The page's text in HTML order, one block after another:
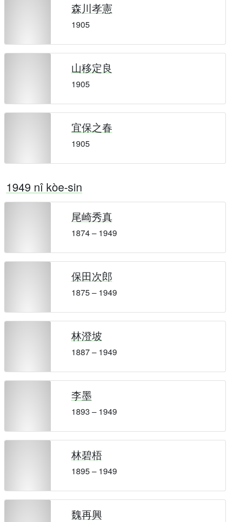
森川孝憲
1905
山移定良
1905
宜保之春
1905
1949 nî kòe-sin
尾崎秀真
1874 – 1949
保田次郎
1875 – 1949
林澄坡
1887 – 1949
李墨
1893 – 1949
林碧梧
1895 – 1949
魏再興